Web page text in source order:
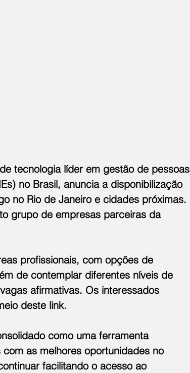
tecnologia líder em gestão de pessoas
no Brasil, anuncia a disponibilização
no Rio de Janeiro e cidades próximas.
grupo de empresas parceiras da
profissionais, com opções de
de contemplar diferentes níveis de
afirmativas. Os interessados
deste link.
como uma ferramenta
as melhores oportunidades no
facilitando o acesso ao